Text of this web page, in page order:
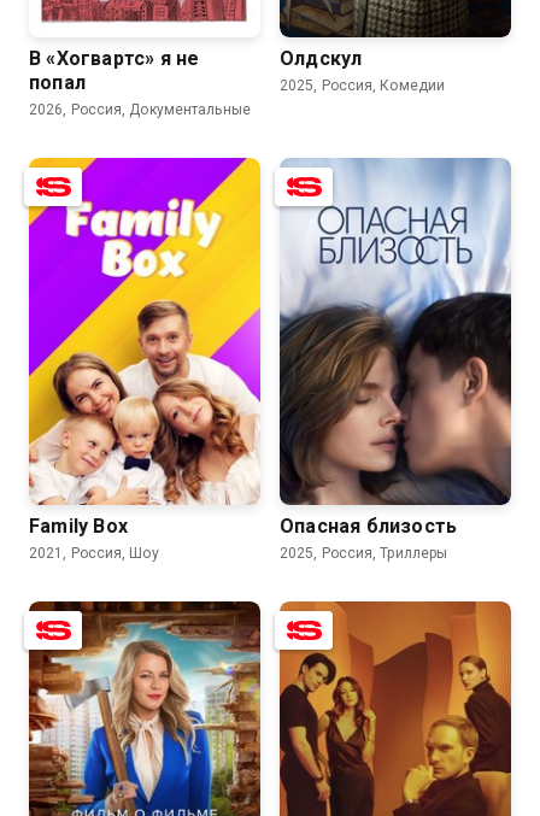
В «Хогвартс» я не
попал
2026, Россия, Документальные
Олдскул
2025, Россия, Комедии
8.9
Family Box
2021, Россия, Шоу
7.7 7.1
Опасная близость
2025, Россия, Триллеры